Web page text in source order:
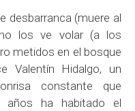
desbarranca (muere al
los ve volar (a los
metidos en el bosque
Valentín Hidalgo, un
constante que
años ha habitado el